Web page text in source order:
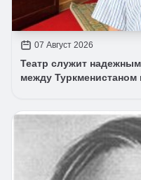
07 Август 2026
Театр служит
между Туркменистаном